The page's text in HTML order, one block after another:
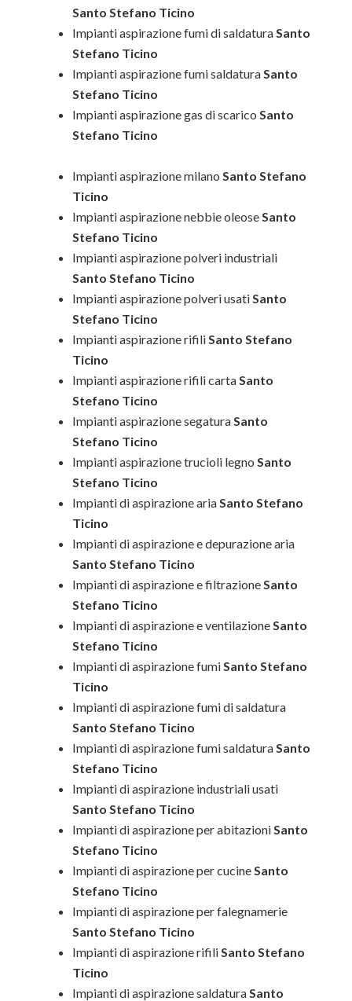
Santo Stefano Ticino
Impianti aspirazione fumi di saldaturaSanto
Stefano Ticino
Impianti aspirazione fumi saldaturaSanto
Stefano Ticino
Impianti aspirazione gas di scarico Santo
Stefano Ticino
Impianti aspirazione milano Santo Stefano
Ticino
Impianti aspirazione nebbie oleoseSanto
Stefano Ticino
Impianti aspirazione polveri industriali
Santo Stefano Ticino
Impianti aspirazione polveri usatiSanto
Stefano Ticino
Impianti aspirazione rifiliSanto Stefano
Ticino
Impianti aspirazione rifili cartaSanto
Stefano Ticino
Impianti aspirazione segaturaSanto
Stefano Ticino
Impianti aspirazione trucioli legno Santo
Stefano Ticino
Impianti di aspirazione ariaSanto Stefano
Ticino
Impianti di aspirazione e depurazione aria
Santo Stefano Ticino
Impianti di aspirazione e filtrazioneSanto
Stefano Ticino
Impianti di aspirazione e ventilazioneSanto
Stefano Ticino
Impianti di aspirazione fumiSanto Stefano
Ticino
Impianti di aspirazione fumi di saldatura
Santo Stefano Ticino
Impianti di aspirazione fumi saldaturaSanto
Stefano Ticino
Impianti di aspirazione industriali usati
Santo Stefano Ticino
Impianti di aspirazione per abitazioniSanto
Stefano Ticino
Impianti di aspirazione per cucineSanto
Stefano Ticino
Impianti di aspirazione per falegnamerie
Santo Stefano Ticino
Impianti di aspirazione rifiliSanto Stefano
Ticino
Impianti di aspirazione saldaturaSanto